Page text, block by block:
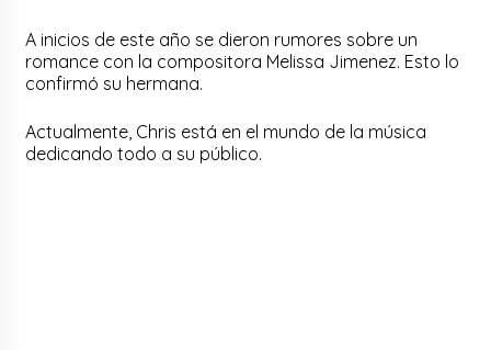
A inicios de este año se dieron rumores sobre un
romance con la compositora Melissa Jimenez. Esto lo
confirmó su hermana.
Actualmente, Chris está en el mundo de la música
dedicando todo a su público.